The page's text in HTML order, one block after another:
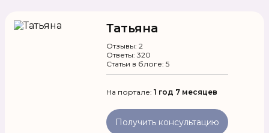
Татьяна
Отзывы: 2
Ответы: 320
Статьи в блоге: 5
На портале: 1 год 7 месяцев
Получить консультацию